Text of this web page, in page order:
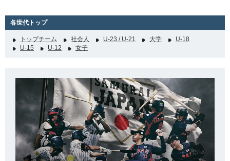
各世代トップ
トップチーム 社会人 U-23 / U-21 大学
U-18
U-15
U-12 女子